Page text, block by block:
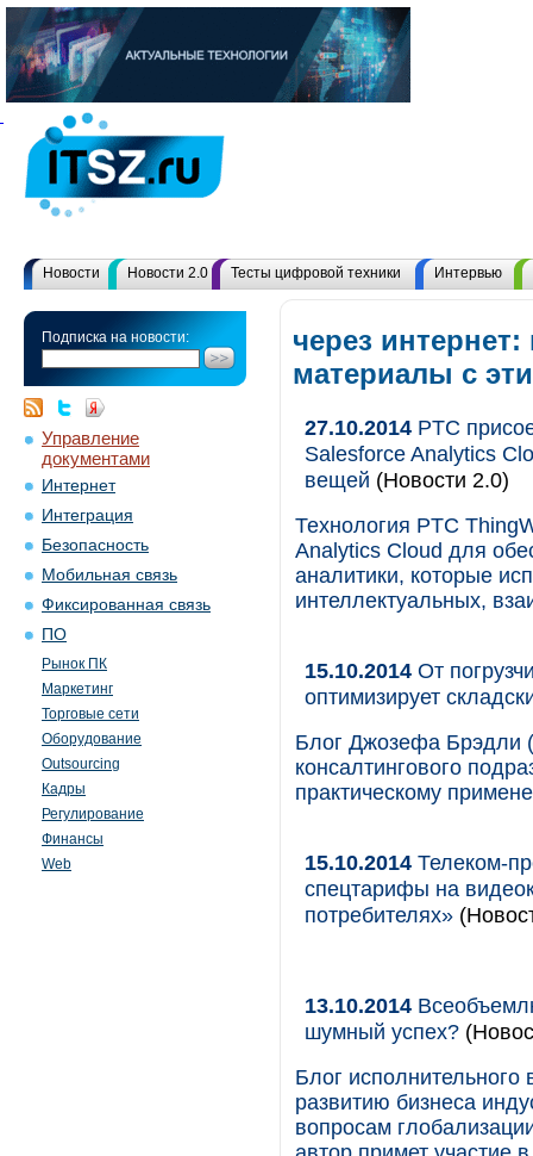
Новости Новости 2.0 Тесты цифровой техники Интервью
Подписка на новости:
Управление
документами
Интернет
Интеграция
Безопасность
Мобильная связь
Фиксированная связь
ПО
Рынок ПК
Маркетинг
Торговые сети
Оборудование
Outsourcing
Кадры
Регулирование
Финансы
Web
через интернет:
материалы с
27.10.2014 PTC
Salesforce Analytics
вещей (Новости 2.0)
Технология PTC
Analytics Cloud для
аналитики, которые
интеллектуальных,
15.10.2014 От
оптимизирует
Блог Джозефа Брэдли
консалтингового
практическому
15.10.2014 Телеком-
спецтарифы на
потребителях»
13.10.2014
шумный успех?
Блог исполнительного
развитию бизнеса
вопросам